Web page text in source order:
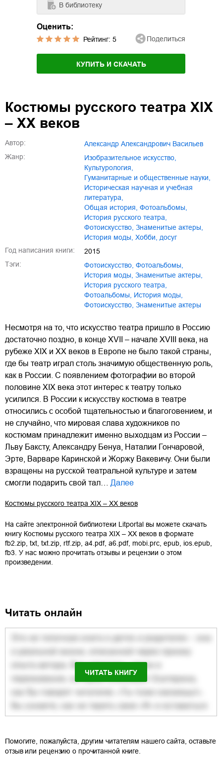
В библиотеку
Оценить:
Рейтинг: 5 Поделиться
КУПИТЬ И СКАЧАТЬ
Костюмы русского театра XIX
– XX веков
Автор:
Александр Александрович Васильев
Жанр:
изобразительное искусство
культурология
гуманитарные и общественные науки
историческая научная и учебная
литература
общая история
фотоальбомы
история русского театра
фотоискусство
знаменитые актеры
история моды
хобби, досуг
Год написания книги:
2015
Тэги:
фотоискусство фотоальбомы
история моды
знаменитые актеры
история русского театра
Фотоальбомы
История моды
Фотоискусство
Знаменитые актеры
Несмотря на то, что искусство театра пришло в Россию
достаточно поздно, в конце XVII – начале XVIII века, на
рубеже XIX и XX веков в Европе не было такой страны,
где бы театр играл столь значимую общественную роль,
как в России. С появлением фотографии во второй
половине XIX века этот интерес к театру только
усилился. В России к искусству костюма в театре
относились с особой тщательностью и благоговением, и
не случайно, что мировая слава художников по
костюмам принадлежит именно выходцам из России –
Льву Баксту, Александру Бенуа, Наталии Гончаровой,
Эрте, Варваре Каринской и Жоржу Вакевичу. Они были
взращены на русской театральной культуре и затем
смогли подарить свой тал…
Далее
Костюмы русского театра XIX – XX веков
На сайте электронной библиотеки Litportal вы можете скачать
книгу Костюмы русского театра XIX – XX веков в формате
fb2.zip txt txt.zip rtf.zip a4.pdf, a6.pdf, mobi.prc epub ios.epub
fb3 . У нас можно прочитать отзывы и рецензии о этом
произведении.
Читать онлайн
ЧИТАТЬ КНИГУ
Помогите, пожалуйста, другим читателям нашего сайта, оставьте
отзыв или рецензию о прочитанной книге.